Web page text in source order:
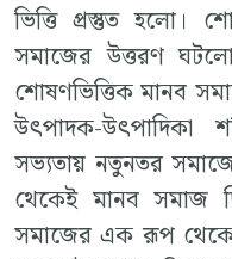
ভিত্তি প্রস্তুত হলো।
সমাজের উত্তরণ
শোষণভিত্তিক মানব
উৎপাদক-উৎপাদিকা
সভ্যতায় নতুনতর
থেকেই মানব সমাজ
সমাজের এক রূপ থেকে